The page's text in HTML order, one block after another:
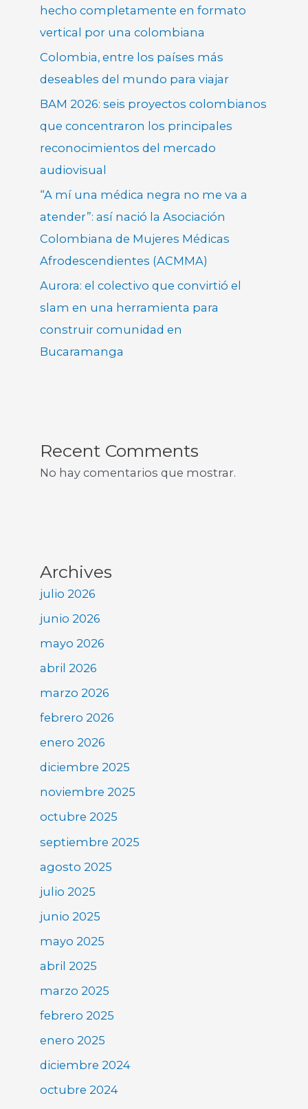
hecho completamente en formato
vertical por una colombiana
Colombia, entre los países más
deseables del mundo para viajar
BAM 2026: seis proyectos colombianos
que concentraron los principales
reconocimientos del mercado
audiovisual
“A mí una médica negra no me va a
atender”: así nació la Asociación
Colombiana de Mujeres Médicas
Afrodescendientes (ACMMA)
Aurora: el colectivo que convirtió el
slam en una herramienta para
construir comunidad en
Bucaramanga
Recent Comments
No hay comentarios que mostrar.
Archives
julio 2026
junio 2026
mayo 2026
abril 2026
marzo 2026
febrero 2026
enero 2026
diciembre 2025
noviembre 2025
octubre 2025
septiembre 2025
agosto 2025
julio 2025
junio 2025
mayo 2025
abril 2025
marzo 2025
febrero 2025
enero 2025
diciembre 2024
octubre 2024